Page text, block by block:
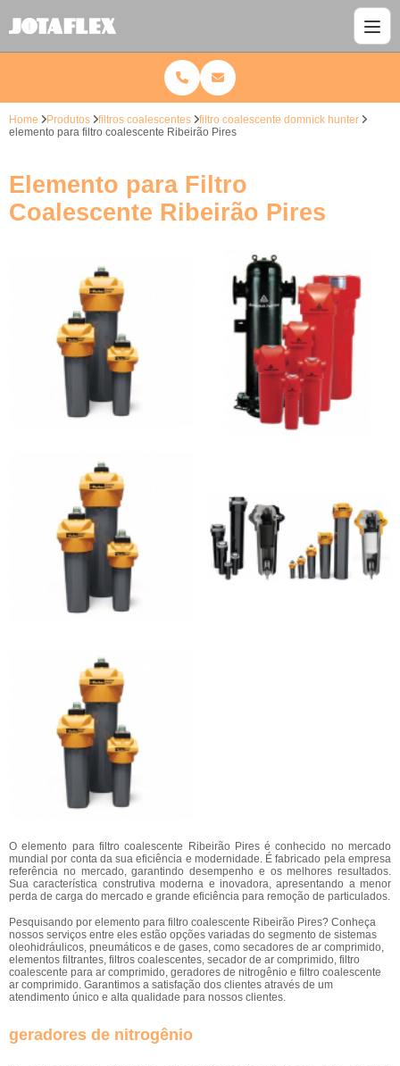
Home Produtos filtros coalescentes
filtro coalescente domnick hunter
elemento para filtro coalescente Ribeirão Pires
Elemento para Filtro
Coalescente Ribeirão Pires
O elemento para filtro coalescente Ribeirão Pires é conhecido no mercado
mundial por conta da sua eficiência e modernidade. É fabricado pela empresa
referência no mercado, garantindo desempenho e os melhores resultados.
Sua característica construtiva moderna e inovadora, apresentando a menor
perda de carga do mercado e grande eficiência para remoção de particulados.
Pesquisando por elemento para filtro coalescente Ribeirão Pires? Conheça
nossos serviços entre eles estão opções variadas do segmento de sistemas
oleohidráulicos, pneumáticos e de gases, como secadores de ar comprimido,
elementos filtrantes, filtros coalescentes, secador de ar comprimido, filtro
coalescente para ar comprimido, geradores de nitrogênio e filtro coalescente
ar comprimido. Garantimos a satisfação dos clientes através de um
atendimento único e alta qualidade para nossos clientes.
geradores de nitrogênio